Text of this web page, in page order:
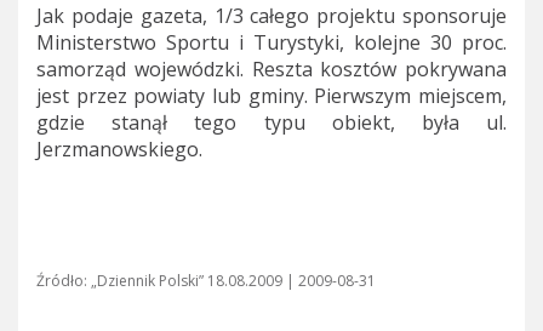
Jak podaje gazeta, 1/3 całego projektu sponsoruje
Ministerstwo Sportu i Turystyki, kolejne 30 proc.
samorząd wojewódzki. Reszta kosztów pokrywana
jest przez powiaty lub gminy. Pierwszym miejscem,
gdzie stanął tego typu obiekt, była ul.
Jerzmanowskiego.
Źródło: „Dziennik Polski” 18.08.2009 | 2009-08-31